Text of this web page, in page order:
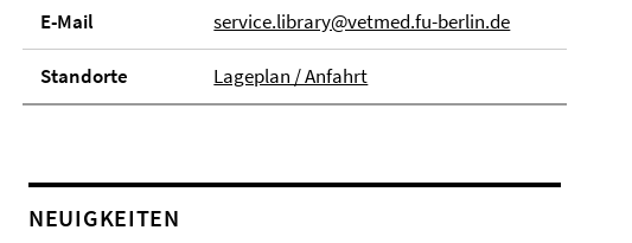
E-Mail service.library@vetmed.fu-berlin.de
Stand­orte Lageplan / Anfahrt
NEUIGKEITEN